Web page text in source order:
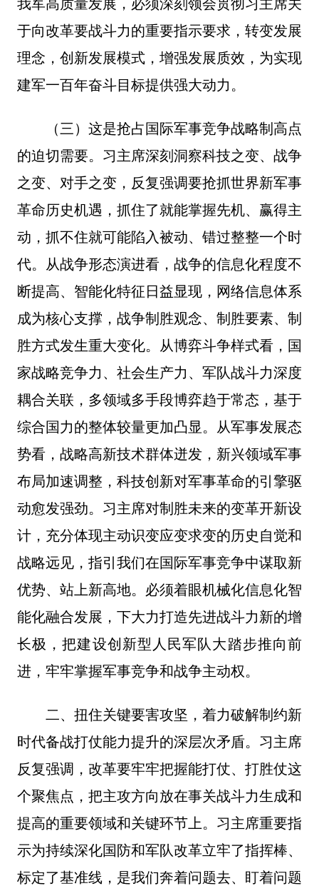
我军高质量发展，必须深刻领会贯彻习主席关
于向改革要战斗力的重要指示要求，转变发展
理念，创新发展模式，增强发展质效，为实现
建军一百年奋斗目标提供强大动力。
（三）这是抢占国际军事竞争战略制高点
的迫切需要。习主席深刻洞察科技之变、战争
之变、对手之变，反复强调要抢抓世界新军事
革命历史机遇，抓住了就能掌握先机、赢得主
动，抓不住就可能陷入被动、错过整整一个时
代。从战争形态演进看，战争的信息化程度不
断提高、智能化特征日益显现，网络信息体系
成为核心支撑，战争制胜观念、制胜要素、制
胜方式发生重大变化。从博弈斗争样式看，国
家战略竞争力、社会生产力、军队战斗力深度
耦合关联，多领域多手段博弈趋于常态，基于
综合国力的整体较量更加凸显。从军事发展态
势看，战略高新技术群体迸发，新兴领域军事
布局加速调整，科技创新对军事革命的引擎驱
动愈发强劲。习主席对制胜未来的变革开新设
计，充分体现主动识变应变求变的历史自觉和
战略远见，指引我们在国际军事竞争中谋取新
优势、站上新高地。必须着眼机械化信息化智
能化融合发展，下大力打造先进战斗力新的增
长极，把建设创新型人民军队大踏步推向前
进，牢牢掌握军事竞争和战争主动权。
二、扭住关键要害攻坚，着力破解制约新
时代备战打仗能力提升的深层次矛盾。习主席
反复强调，改革要牢牢把握能打仗、打胜仗这
个聚焦点，把主攻方向放在事关战斗力生成和
提高的重要领域和关键环节上。习主席重要指
示为持续深化国防和军队改革立牢了指挥棒、
标定了基准线，是我们奔着问题去、盯着问题